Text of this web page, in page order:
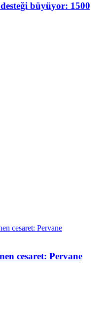
büyüyor: 1500
cesaret: Pervane
cesaret: Pervane